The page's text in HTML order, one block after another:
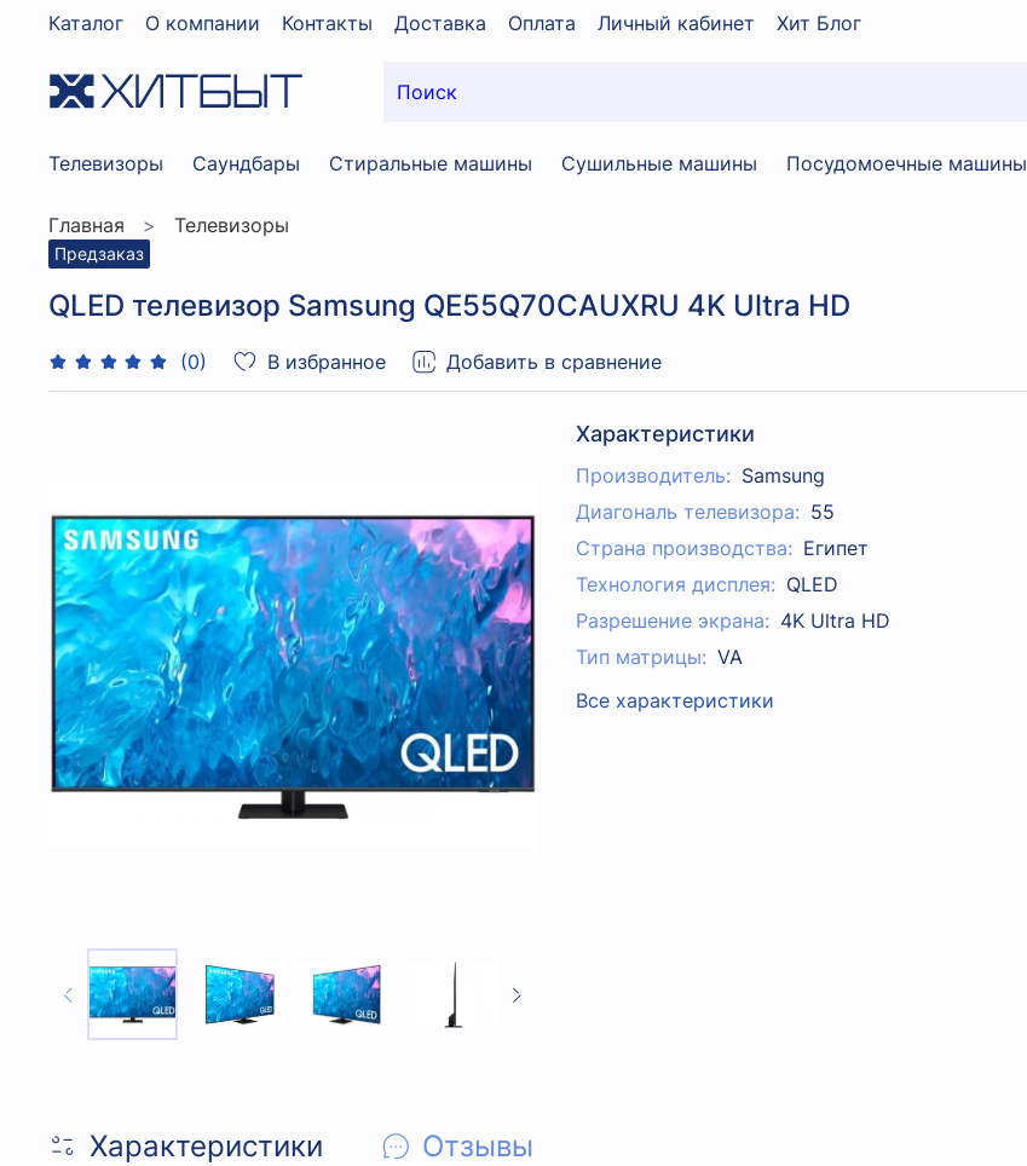
Каталог О компании Контакты Доставка Оплата Личный кабинет Хит Блог
Телевизоры Саундбары Стиральные машины Сушильные машины Посудомоечные машины
Главная Телевизоры
Предзаказ
QLED телевизор Samsung QE55Q70CAUXRU 4K Ultra HD
(0) В избранное Добавить в сравнение
Характеристики
Производитель: Samsung
Диагональ телевизора: 55
Страна производства: Египет
Технология дисплея: QLED
Разрешение экрана: 4K Ultra HD
Тип матрицы: VA
Все характеристики
Характеристики Отзывы